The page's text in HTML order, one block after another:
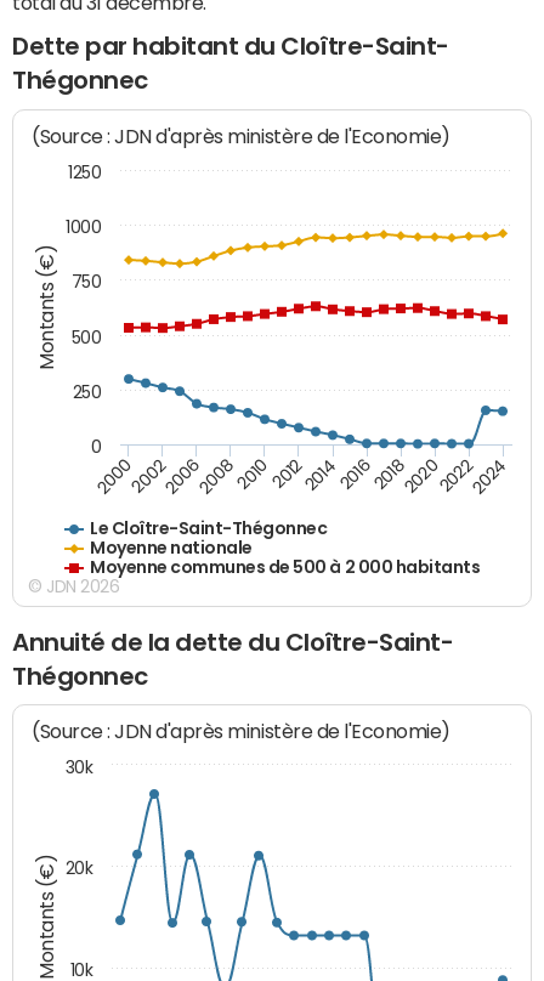
Dette par habitant du Cloître-Saint-
Thégonnec
Montants (€)
(Source : JDN d'après ministère de l'Economie)
Le Cloître-Saint-Thégonnec
Moyenne nationale
Moyenne communes de 500 à 2 000 habitants
200020022006200820102012201420162018202020222024
0
250
500
750
1000
1250
© JDN 2026
Annuité de la dette du Cloître-Saint-
Thégonnec
Montants (€)
(Source : JDN d'après ministère de l'Economie)
10k
20k
30k